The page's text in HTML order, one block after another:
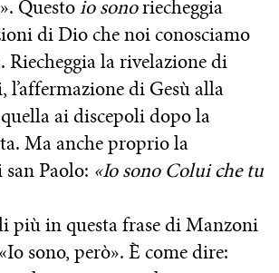
Questoio sonoriecheggia
di Dio che noi conosciamo
Riecheggia la rivelazione di
l’affermazione di Gesù alla
ai discepoli dopo la
Ma anche proprio la
Paolo: «Io sono Colui che tu
più in questa frase di Manzoni
sono, però». È come dire: